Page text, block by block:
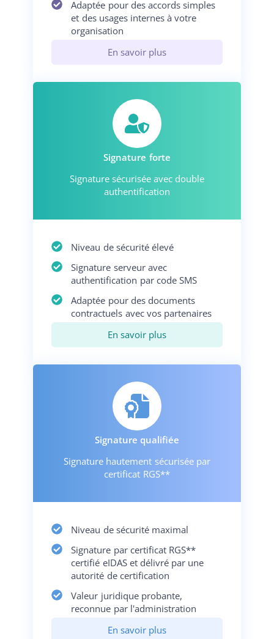
Adaptée pour des accords simples
et des usages internes à votre
organisation
En savoir plus
Signature forte
Signature sécurisée avec double
authentification
Niveau de sécurité élevé
Signature serveur avec
authentification par code SMS
Adaptée pour des documents
contractuels avec vos partenaires
En savoir plus
Signature qualifiée
Signature hautement sécurisée par
certificat RGS**
Niveau de sécurité maximal
Signature par certificat RGS**
certifié eIDAS et délivré par une
autorité de certification
Valeur juridique probante,
reconnue par l'administration
En savoir plus